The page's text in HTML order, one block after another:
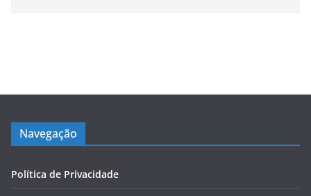
Navegação
Política de Privacidade